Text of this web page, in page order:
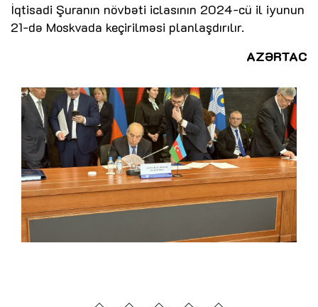
İqtisadi Şuranın növbəti iclasının 2024-cü il iyunun
21-də Moskvada keçirilməsi planlaşdırılır.
AZƏRTAC